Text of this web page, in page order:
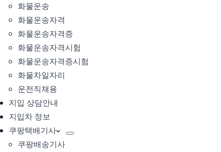
화물운송
화물운송자격
화물운송자격증
화물운송자격시험
화물운송자격증시험
화물차일자리
운전직채용
지입 상담안내
지입차 정보
쿠팡택배기사
쿠팡배송기사